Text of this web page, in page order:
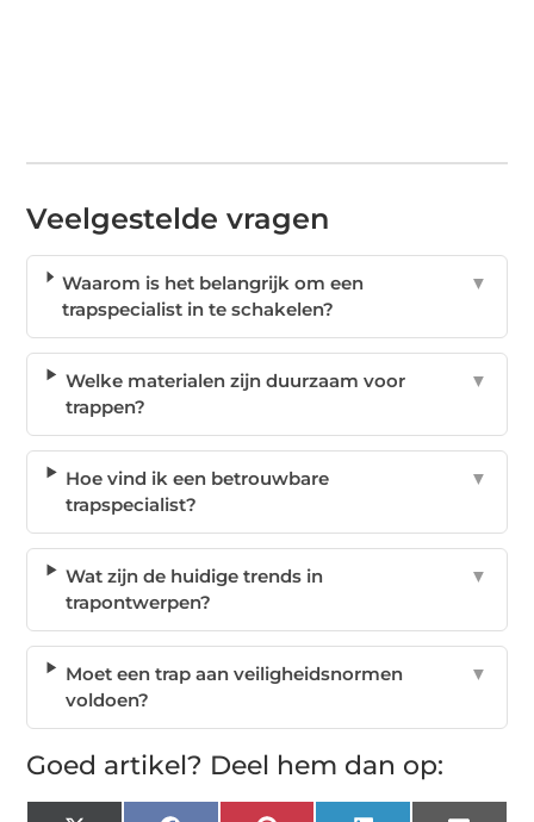
Veelgestelde vragen
Waarom is het belangrijk om een
trapspecialist in te schakelen?
▼
Welke materialen zijn duurzaam voor
trappen?
▼
Hoe vind ik een betrouwbare
trapspecialist?
▼
Wat zijn de huidige trends in
trapontwerpen?
▼
Moet een trap aan veiligheidsnormen
voldoen?
▼
Goed artikel? Deel hem dan op: